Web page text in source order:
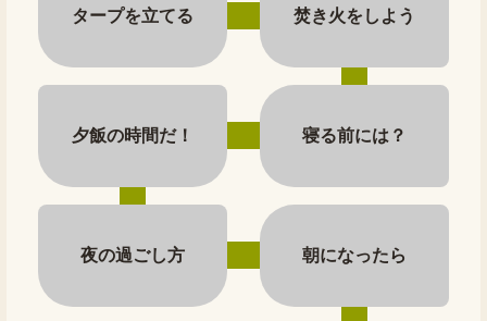
タープを立てる 焚き火をしよう
夕飯の時間だ！ 寝る前には？
夜の過ごし方 朝になったら